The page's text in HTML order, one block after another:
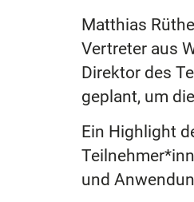
Matthias
Vertreter aus
Direktor des
geplant, um
Ein Highlight
und